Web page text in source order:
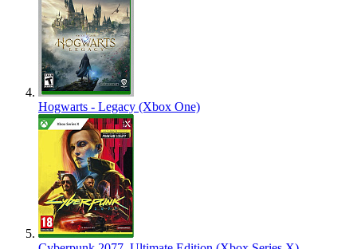
Hogwarts - Legacy (Xbox One)